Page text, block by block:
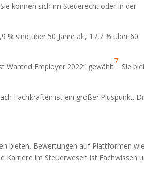
können sich im Steuerecht oder in der
% sind über 50 Jahre alt, 17,7 % über 60
Wanted Employer 2022“ gewählt
7
. Sie
Fachkräften ist ein großer Pluspunkt.
bieten. Bewertungen auf Plattformen
Karriere im Steuerwesen ist Fachwissen